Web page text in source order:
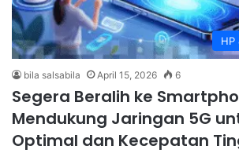
HP
bila salsabila April 15, 2026 6
Segera Beralih ke
Mendukung Jaringan 5G
Optimal dan Kecepatan